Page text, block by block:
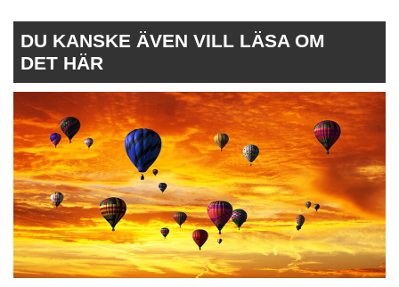
DU KANSKE ÄVEN VILL LÄSA OM
DET HÄR